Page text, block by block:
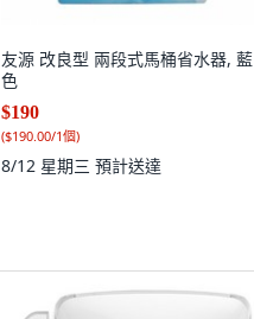
友源 改良型 兩段式馬桶省水器, 藍
色
$190
($190.00/1個)
8/12 星期三 預計送達